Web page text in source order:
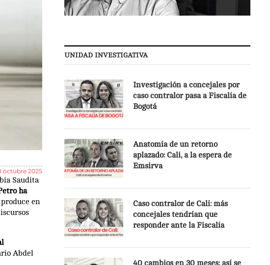
octubre 2025
Saudita
ha
en
Abdel
UNIDAD INVESTIGATIVA
Investigación a concejales por
caso contralor pasa a Fiscalía de
Bogotá
Anatomía de un retorno
aplazado: Cali, a la espera de
Emsirva
Caso contralor de Cali: más
concejales tendrían que
responder ante la Fiscalía
40 cambios en 30 meses: así se